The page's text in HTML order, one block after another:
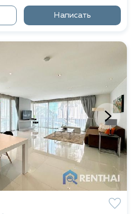
престижностью,
и удобной
Написать